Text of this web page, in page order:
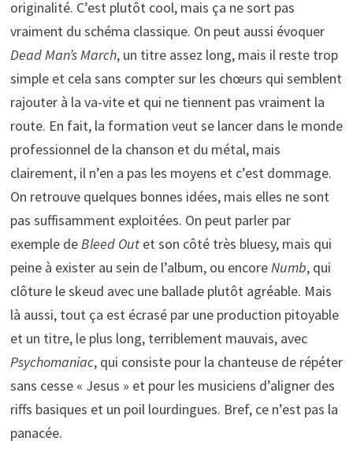
originalité. C’est plutôt cool, mais ça ne sort pas
vraiment du schéma classique. On peut aussi évoquer
Dead Man’s March, un titre assez long, mais il reste trop
simple et cela sans compter sur les chœurs qui semblent
rajouter à la va-vite et qui ne tiennent pas vraiment la
route. En fait, la formation veut se lancer dans le monde
professionnel de la chanson et du métal, mais
clairement, il n’en a pas les moyens et c’est dommage.
On retrouve quelques bonnes idées, mais elles ne sont
pas suffisamment exploitées. On peut parler par
exemple deBleed Outet son côté très bluesy, mais qui
peine à exister au sein de l’album, ou encoreNumb, qui
clôture le skeud avec une ballade plutôt agréable. Mais
là aussi, tout ça est écrasé par une production pitoyable
et un titre, le plus long, terriblement mauvais, avec
Psychomaniac, qui consiste pour la chanteuse de répéter
sans cesse « Jesus » et pour les musiciens d’aligner des
riffs basiques et un poil lourdingues. Bref, ce n’est pas la
panacée.